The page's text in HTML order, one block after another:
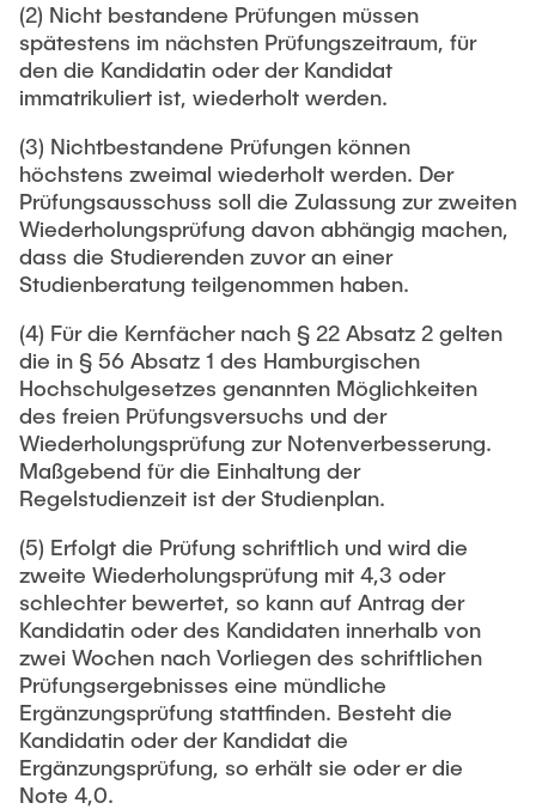
(2) Nicht bestandene Prüfungen müssen
spätestens im nächsten Prüfungszeitraum, für
den die Kandidatin oder der Kandidat
immatrikuliert ist, wiederholt werden.
(3) Nichtbestandene Prüfungen können
höchstens zweimal wiederholt werden. Der
Prüfungsausschuss soll die Zulassung zur zweiten
Wiederholungsprüfung davon abhängig machen,
dass die Studierenden zuvor an einer
Studienberatung teilgenommen haben.
(4) Für die Kernfächer nach § 22 Absatz 2 gelten
die in § 56 Absatz 1 des Hamburgischen
Hochschulgesetzes genannten Möglichkeiten
des freien Prüfungsversuchs und der
Wiederholungsprüfung zur Notenverbesserung.
Maßgebend für die Einhaltung der
Regelstudienzeit ist der Studienplan.
(5) Erfolgt die Prüfung schriftlich und wird die
zweite Wiederholungsprüfung mit 4,3 oder
schlechter bewertet, so kann auf Antrag der
Kandidatin oder des Kandidaten innerhalb von
zwei Wochen nach Vorliegen des schriftlichen
Prüfungsergebnisses eine mündliche
Ergänzungsprüfung stattfinden. Besteht die
Kandidatin oder der Kandidat die
Ergänzungsprüfung, so erhält sie oder er die
Note 4,0.